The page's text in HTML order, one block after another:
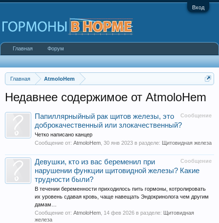
Вход
Главная AtmoloHem
Недавнее содержимое от AtmoloHem
Сообщение
Папиллярныйный рак щитов железы, это
доброкачественный или злокачественный?
Четко написано канцер
Сообщение от: AtmoloHem 30 янв 2023 в разделе: Щитовидная железа
Сообщение
Девушки, кто из вас беременил при
нарушении функции щитовидной железы? Какие
трудности были?
В течении беременности приходилось пить гормоны, котролировать
их уровень сдавая кровь, чаще навещать Эндокринолога чем другим
дамам…
Сообщение от: AtmoloHem 14 фев 2026 в разделе: Щитовидная
железа
Главная Форум